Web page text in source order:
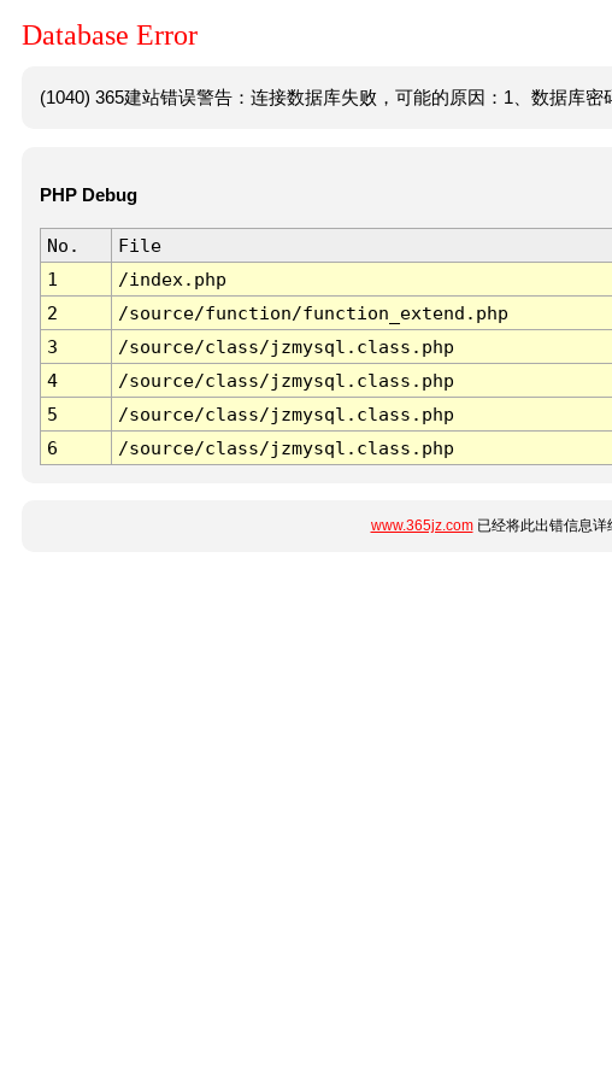
Database Error
(1040) 365建站错误警告：连接数据库失败，可能的原因：1、数据库密
PHP Debug
No. File
1
/index.php
2
/source/function/function_extend.php
3
/source/class/jzmysql.class.php
4
/source/class/jzmysql.class.php
5
/source/class/jzmysql.class.php
6
/source/class/jzmysql.class.php
www.365jz.com已经将此出错信息详